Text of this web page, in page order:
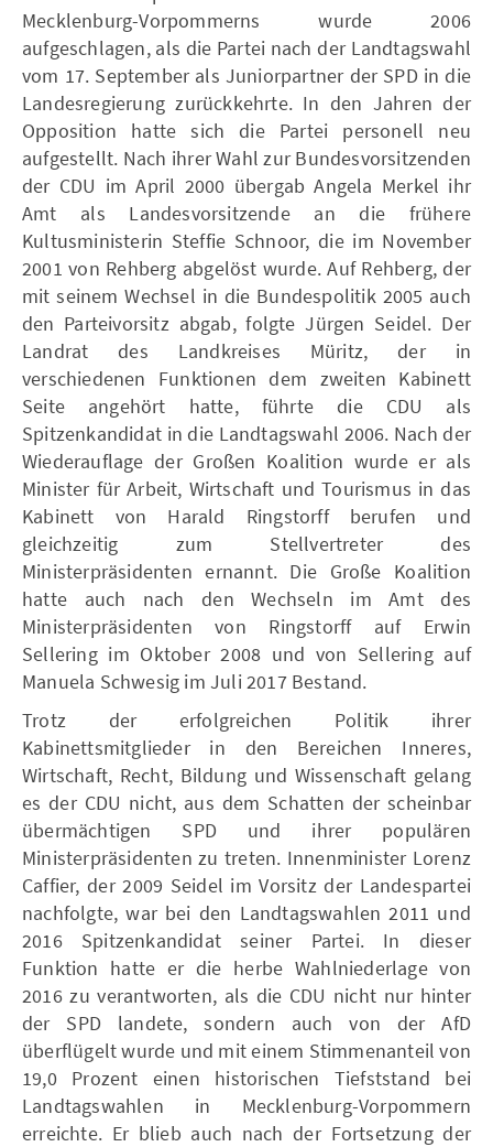
Mecklenburg-Vorpommerns wurde 2006
aufgeschlagen, als die Partei nach der Landtagswahl
vom 17. September als Juniorpartner der SPD in die
Landesregierung zurückkehrte. In den Jahren der
Opposition hatte sich die Partei personell neu
aufgestellt. Nach ihrer Wahl zur Bundesvorsitzenden
der CDU im April 2000 übergab Angela Merkel ihr
Amt als Landesvorsitzende an die frühere
Kultusministerin Steffie Schnoor, die im November
2001 von Rehberg abgelöst wurde. Auf Rehberg, der
mit seinem Wechsel in die Bundespolitik 2005 auch
den Parteivorsitz abgab, folgte Jürgen Seidel. Der
Landrat des Landkreises Müritz, der in
verschiedenen Funktionen dem zweiten Kabinett
Seite angehört hatte, führte die CDU als
Spitzenkandidat in die Landtagswahl 2006. Nach der
Wiederauflage der Großen Koalition wurde er als
Minister für Arbeit, Wirtschaft und Tourismus in das
Kabinett von Harald Ringstorff berufen und
gleichzeitig zum Stellvertreter des
Ministerpräsidenten ernannt. Die Große Koalition
hatte auch nach den Wechseln im Amt des
Ministerpräsidenten von Ringstorff auf Erwin
Sellering im Oktober 2008 und von Sellering auf
Manuela Schwesig im Juli 2017 Bestand.
Trotz der erfolgreichen Politik ihrer
Kabinettsmitglieder in den Bereichen Inneres,
Wirtschaft, Recht, Bildung und Wissenschaft gelang
es der CDU nicht, aus dem Schatten der scheinbar
übermächtigen SPD und ihrer populären
Ministerpräsidenten zu treten. Innenminister Lorenz
Caffier, der 2009 Seidel im Vorsitz der Landespartei
nachfolgte, war bei den Landtagswahlen 2011 und
2016 Spitzenkandidat seiner Partei. In dieser
Funktion hatte er die herbe Wahlniederlage von
2016 zu verantworten, als die CDU nicht nur hinter
der SPD landete, sondern auch von der AfD
überflügelt wurde und mit einem Stimmenanteil von
19,0 Prozent einen historischen Tiefststand bei
Landtagswahlen in Mecklenburg-Vorpommern
erreichte. Er blieb auch nach der Fortsetzung der